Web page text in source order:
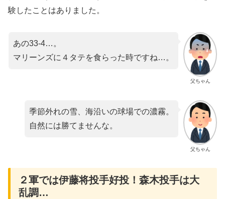
験したことはありました。
父ちゃん
あの33-4…。
マリーンズに４タテを食らった時ですね…。
父ちゃん
季節外れの雪、海沿いの球場での濃霧。
自然には勝てませんな。
２軍では伊藤将投手好投！森木投手は大
乱調…